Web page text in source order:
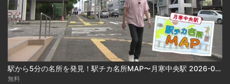
駅から5分の名所を発見！駅チカ名所MAP〜月寒中央駅 2026-08-05
無料